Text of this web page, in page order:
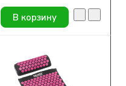
В корзину